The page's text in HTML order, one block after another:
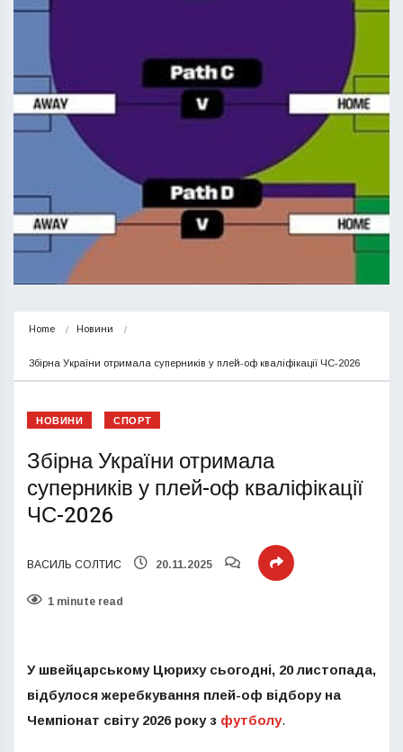
Home Новини
Збірна України отримала суперників у плей-оф кваліфікації ЧС-2026
НОВИНИ СПОРТ
Збірна України отримала
суперників у плей-оф кваліфікації
ЧС-2026
ВАСИЛЬ СОЛТИС 20.11.2025
1 minute read
У швейцарському Цюриху сьогодні, 20 листопада,
відбулося жеребкування плей-оф відбору на
Чемпіонат світу 2026 року з футболу.